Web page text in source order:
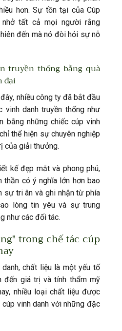
hơn. Sự tồn tại của Cúp
nhở tất cả mọi người rằng
đến mà nó đòi hỏi sự nỗ
truyền thống bằng quà
đại
nhiều công ty đã bắt đầu
vinh danh truyền thống như
bằng những chiếc cúp vinh
thể hiện sự chuyên nghiệp
của giải thưởng.
kế đẹp mắt và phong phú,
thần có ý nghĩa lớn hơn bao
sự tri ân và ghi nhận từ phía
lòng tin yêu và sự trung
như các đối tác.
trong chế tác cúp
chất liệu là một yếu tố
đến giá trị và tính thẩm mỹ
nhiều loại chất liệu được
vinh danh với những đặc